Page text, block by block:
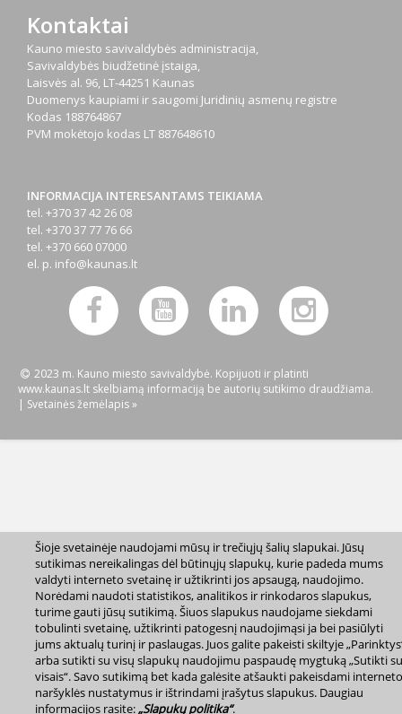
Kontaktai
Kauno miesto savivaldybės administracija,
Savivaldybės biudžetinė įstaiga,
Laisvės al. 96, LT-44251 Kaunas
Duomenys kaupiami ir saugomi Juridinių asmenų registre
Kodas 188764867
PVM mokėtojo kodas LT 887648610
INFORMACIJA INTERESANTAMS TEIKIAMA
tel. +370 37 42 26 08
tel. +370 37 77 76 66
tel. +370 660 07000
el. p. info@kaunas.lt
2023 m. Kauno miesto savivaldybė. Kopijuoti ir platinti
www.kaunas.lt skelbiamą informaciją be autorių sutikimo draudžiama.
| Svetainės žemėlapis »
Šioje svetainėje naudojami mūsų ir trečiųjų šalių slapukai. Jūsų
sutikimas nereikalingas dėl būtinųjų slapukų, kurie padeda mums
valdyti interneto svetainę ir užtikrinti jos apsaugą, naudojimo.
Norėdami naudoti statistikos, analitikos ir rinkodaros slapukus,
turime gauti jūsų sutikimą. Šiuos slapukus naudojame siekdami
tobulinti svetainę, užtikrinti patogesnį naudojimąsi ja bei pasiūlyti
jums aktualų turinį ir paslaugas. Juos galite pakeisti skiltyje
arba sutikti su visų slapukų naudojimu paspaudę mygtuką „Sutikti su
visais“. Savo sutikimą bet kada galėsite atšaukti pakeisdami interneto
naršyklės nustatymus ir ištrindami įrašytus slapukus. Daugiau
informacijos rasite:„Slapukų politika“.